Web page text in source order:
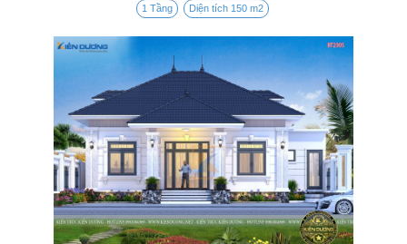
1 Tầng Diện tích 150 m2